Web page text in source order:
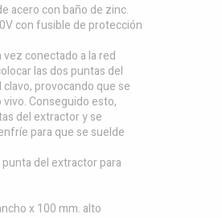
acero con baño de zinc.
con fusible de protección
conectado a la red
las dos puntas del
provocando que se
Conseguido esto,
del extractor y se
para que se suelde
del extractor para
x 100 mm. alto